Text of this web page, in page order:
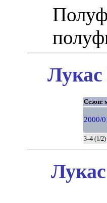
Лукас
Сезон:
2000/
3–4 (1/2)